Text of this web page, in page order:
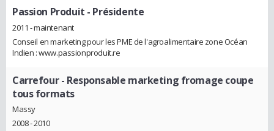
Passion Produit - Présidente
2011 - maintenant
Conseil en marketing pour les PME de l'agroalimentaire zone Océan
Indien : www.passionproduit.re
Carrefour- Responsable marketing fromage coupe
tous formats
Massy
2008 - 2010